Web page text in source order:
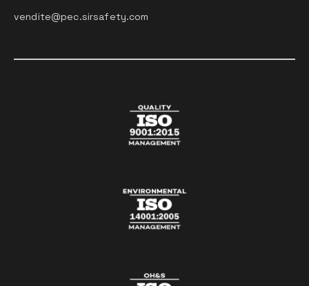
vendite@pec.sirsafety.com